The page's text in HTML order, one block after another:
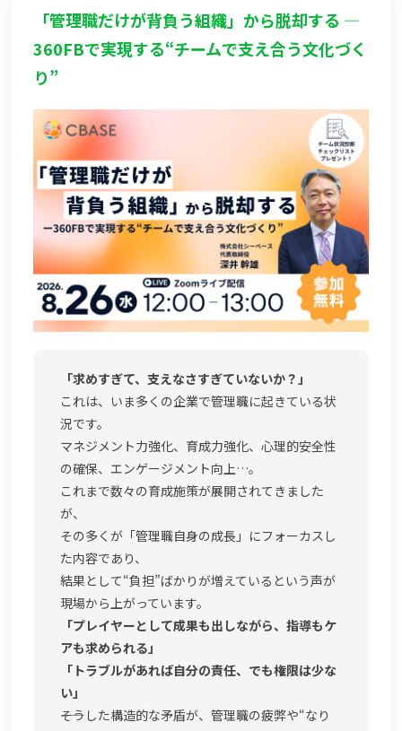
「管理職だけが背負う組織」から脱却する ―
360FBで実現する“チームで支え合う文化づく
り”
「求めすぎて、支えなさすぎていないか？」
これは、いま多くの企業で管理職に起きている状
況です。
マネジメント力強化、育成力強化、心理的安全性
の確保、エンゲージメント向上…。
これまで数々の育成施策が展開されてきました
が、
その多くが「管理職自身の成長」にフォーカスし
た内容であり、
結果として“負担”ばかりが増えているという声が
現場から上がっています。
「プレイヤーとして成果も出しながら、指導もケ
アも求められる」
「トラブルがあれば自分の責任、でも権限は少な
い」
――そうした構造的な矛盾が、管理職の疲弊や“なり